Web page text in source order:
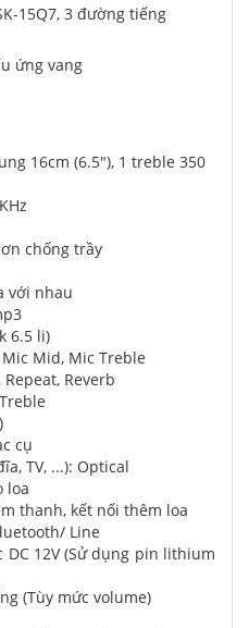
ứng vang
16cm (6.5"), 1 treble 350
chống trầy
với nhau
6.5 li)
Mid, Mic Treble
Reverb
cụ
TV, ...): Optical
loa
thanh, kết nối thêm loa
Line
DC 12V (Sử dụng pin lithium
(Tùy mức volume)